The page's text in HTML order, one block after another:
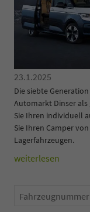
23.1.2025
Die siebte
Automarkt Dinser
Sie Ihren individuell
Sie Ihren Camper
Lagerfahrzeugen.
weiterlesen
Fahrzeugnummer